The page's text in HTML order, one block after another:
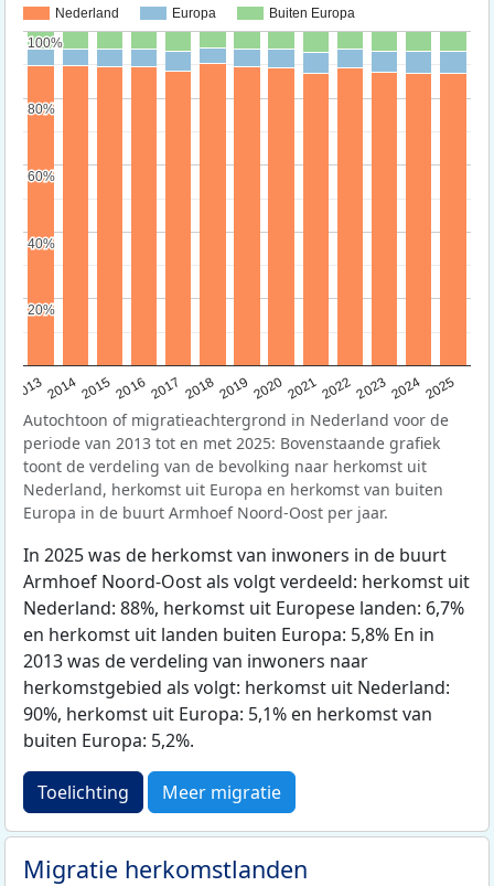
Nederland Europa Buiten Europa
20132014201520162017 20182019 202020212022202320242025
20%
20%
40%
40%
60%
60%
80%
80%
100%
100%
Autochtoon of migratieachtergrond in Nederland voor de
periode van 2013 tot en met 2025: Bovenstaande grafiek
toont de verdeling van de bevolking naar herkomst uit
Nederland, herkomst uit Europa en herkomst van buiten
Europa in de buurt Armhoef Noord-Oost per jaar.
In 2025 was de herkomst van inwoners in de buurt
Armhoef Noord-Oost als volgt verdeeld: herkomst uit
Nederland: 88%, herkomst uit Europese landen: 6,7%
en herkomst uit landen buiten Europa: 5,8% En in
2013 was de verdeling van inwoners naar
herkomstgebied als volgt: herkomst uit Nederland:
90%, herkomst uit Europa: 5,1% en herkomst van
buiten Europa: 5,2%.
Toelichting Meer migratie
Migratie herkomstlanden